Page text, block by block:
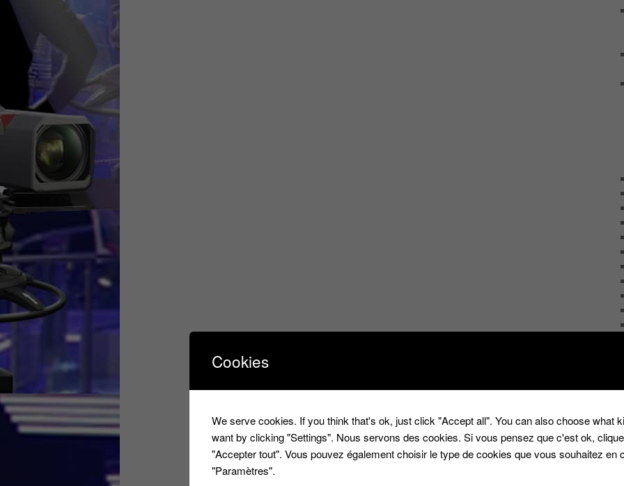
Cookies
We serve cookies. If you think that's ok, just click "Accept all". You can also choose what
want by clicking "Settings". Nous servons des cookies. Si vous pensez que c'est ok,
"Accepter tout". Vous pouvez également choisir le type de cookies que vous souhaitez en
"Paramètres".